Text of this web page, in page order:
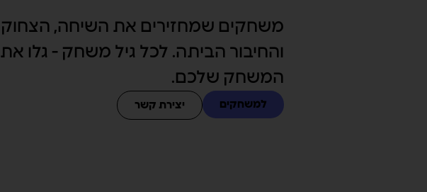
משחקים שמחזירים את השיחה, הצחוק
והחיבור הביתה. לכל גיל משחק - גלו את
המשחק שלכם.
למשחקים יצירת קשר